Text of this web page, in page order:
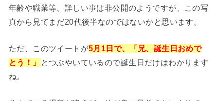
年齢や職業等、詳しい事は非公開のようですが、この写
真から見てまだ20代後半なのではないかと思います。
ただ、このツイートが5月1日で、「兄、誕生日おめで
とう！」
とつぶやいているので誕生日だけはわかります
ね。